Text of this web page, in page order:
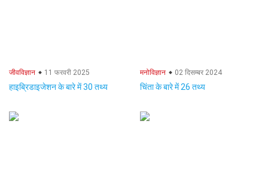
जीवविज्ञान 11 फरवरी 2025
हाइब्रिडाइजेशन के बारे में 30 तथ्य
मनोविज्ञान 02 दिसम्बर 2024
चिंता के बारे में 26 तथ्य